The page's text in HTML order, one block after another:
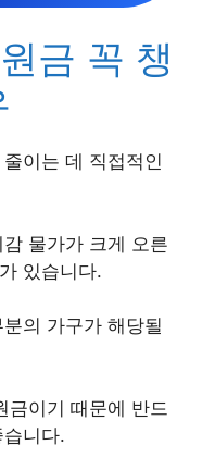
금 꼭 챙
이는 데 직접적인
물가가 크게 오른
있습니다.
의 가구가 해당될
금이기 때문에 반드
니다.